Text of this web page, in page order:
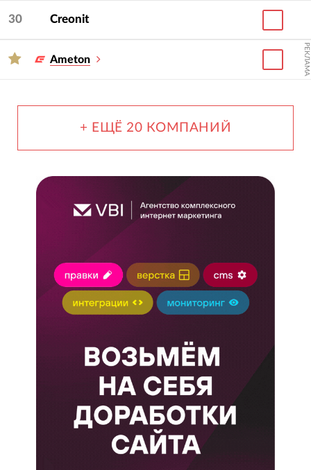
30 Creonit
Ameton РЕКЛАМА
+ ЕЩЁ 20 КОМПАНИЙ